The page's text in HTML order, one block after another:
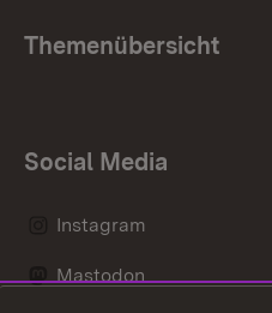
Themenübersicht
Social Media
Instagram
Mastodon